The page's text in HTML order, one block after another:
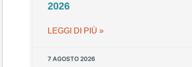
2026
LEGGI DI PIÙ »
7 AGOSTO 2026